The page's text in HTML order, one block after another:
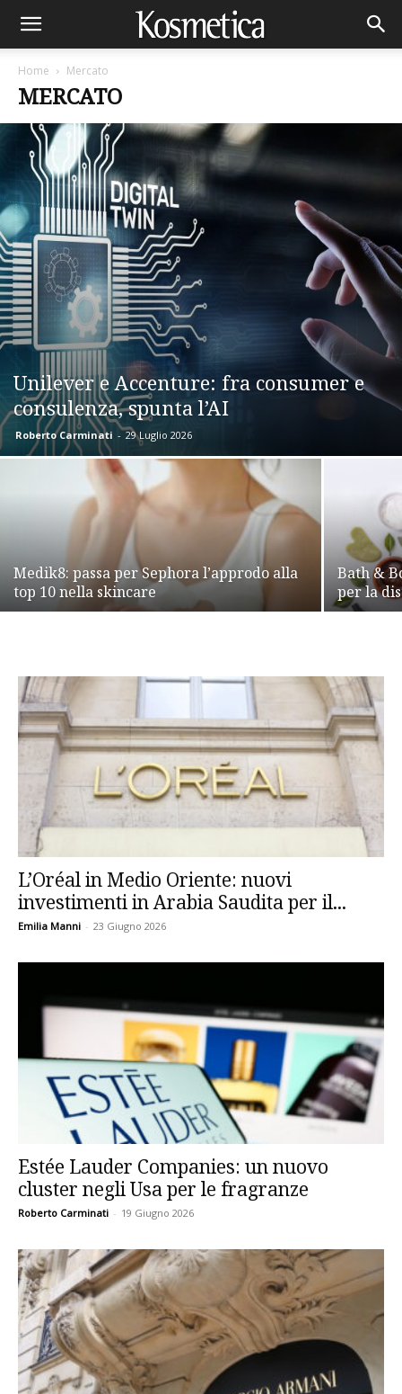
Home Mercato
MERCATO
Unilever e Accenture: fra consumer e
consulenza, spunta l’AI
Roberto Carminati - 29 Luglio 2026
Medik8: passa per Sephora l’approdo alla
top 10 nella skincare
Bath &
per la
L’Oréal in Medio Oriente: nuovi
investimenti in Arabia Saudita per il...
Emilia Manni - 23 Giugno 2026
Estée Lauder Companies: un nuovo
cluster negli Usa per le fragranze
Roberto Carminati - 19 Giugno 2026